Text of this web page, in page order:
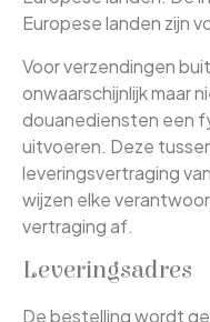
Europese landen zijn
Voor verzendingen
onwaarschijnlijk maar
douanediensten een
uitvoeren. Deze
leveringsvertraging
wijzen elke
vertraging af.
Leveringsadres
De bestelling wordt